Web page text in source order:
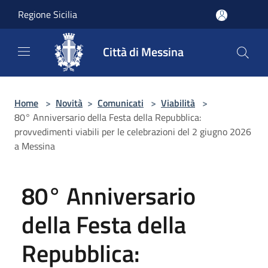
Regione Sicilia
Città di Messina
Home > Novità > Comunicati > Viabilità >
80° Anniversario della Festa della Repubblica:
provvedimenti viabili per le celebrazioni del 2 giugno 2026
a Messina
80° Anniversario
della Festa della
Repubblica: